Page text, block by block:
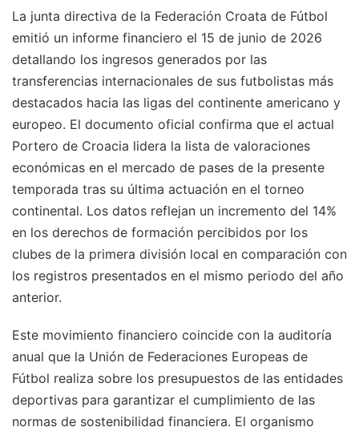
La junta directiva de la Federación Croata de Fútbol
emitió un informe financiero el 15 de junio de 2026
detallando los ingresos generados por las
transferencias internacionales de sus futbolistas más
destacados hacia las ligas del continente americano y
europeo. El documento oficial confirma que el actual
Portero de Croacia lidera la lista de valoraciones
económicas en el mercado de pases de la presente
temporada tras su última actuación en el torneo
continental. Los datos reflejan un incremento del 14%
en los derechos de formación percibidos por los
clubes de la primera división local en comparación con
los registros presentados en el mismo periodo del año
anterior.
Este movimiento financiero coincide con la auditoría
anual que la Unión de Federaciones Europeas de
Fútbol realiza sobre los presupuestos de las entidades
deportivas para garantizar el cumplimiento de las
normas de sostenibilidad financiera. El organismo